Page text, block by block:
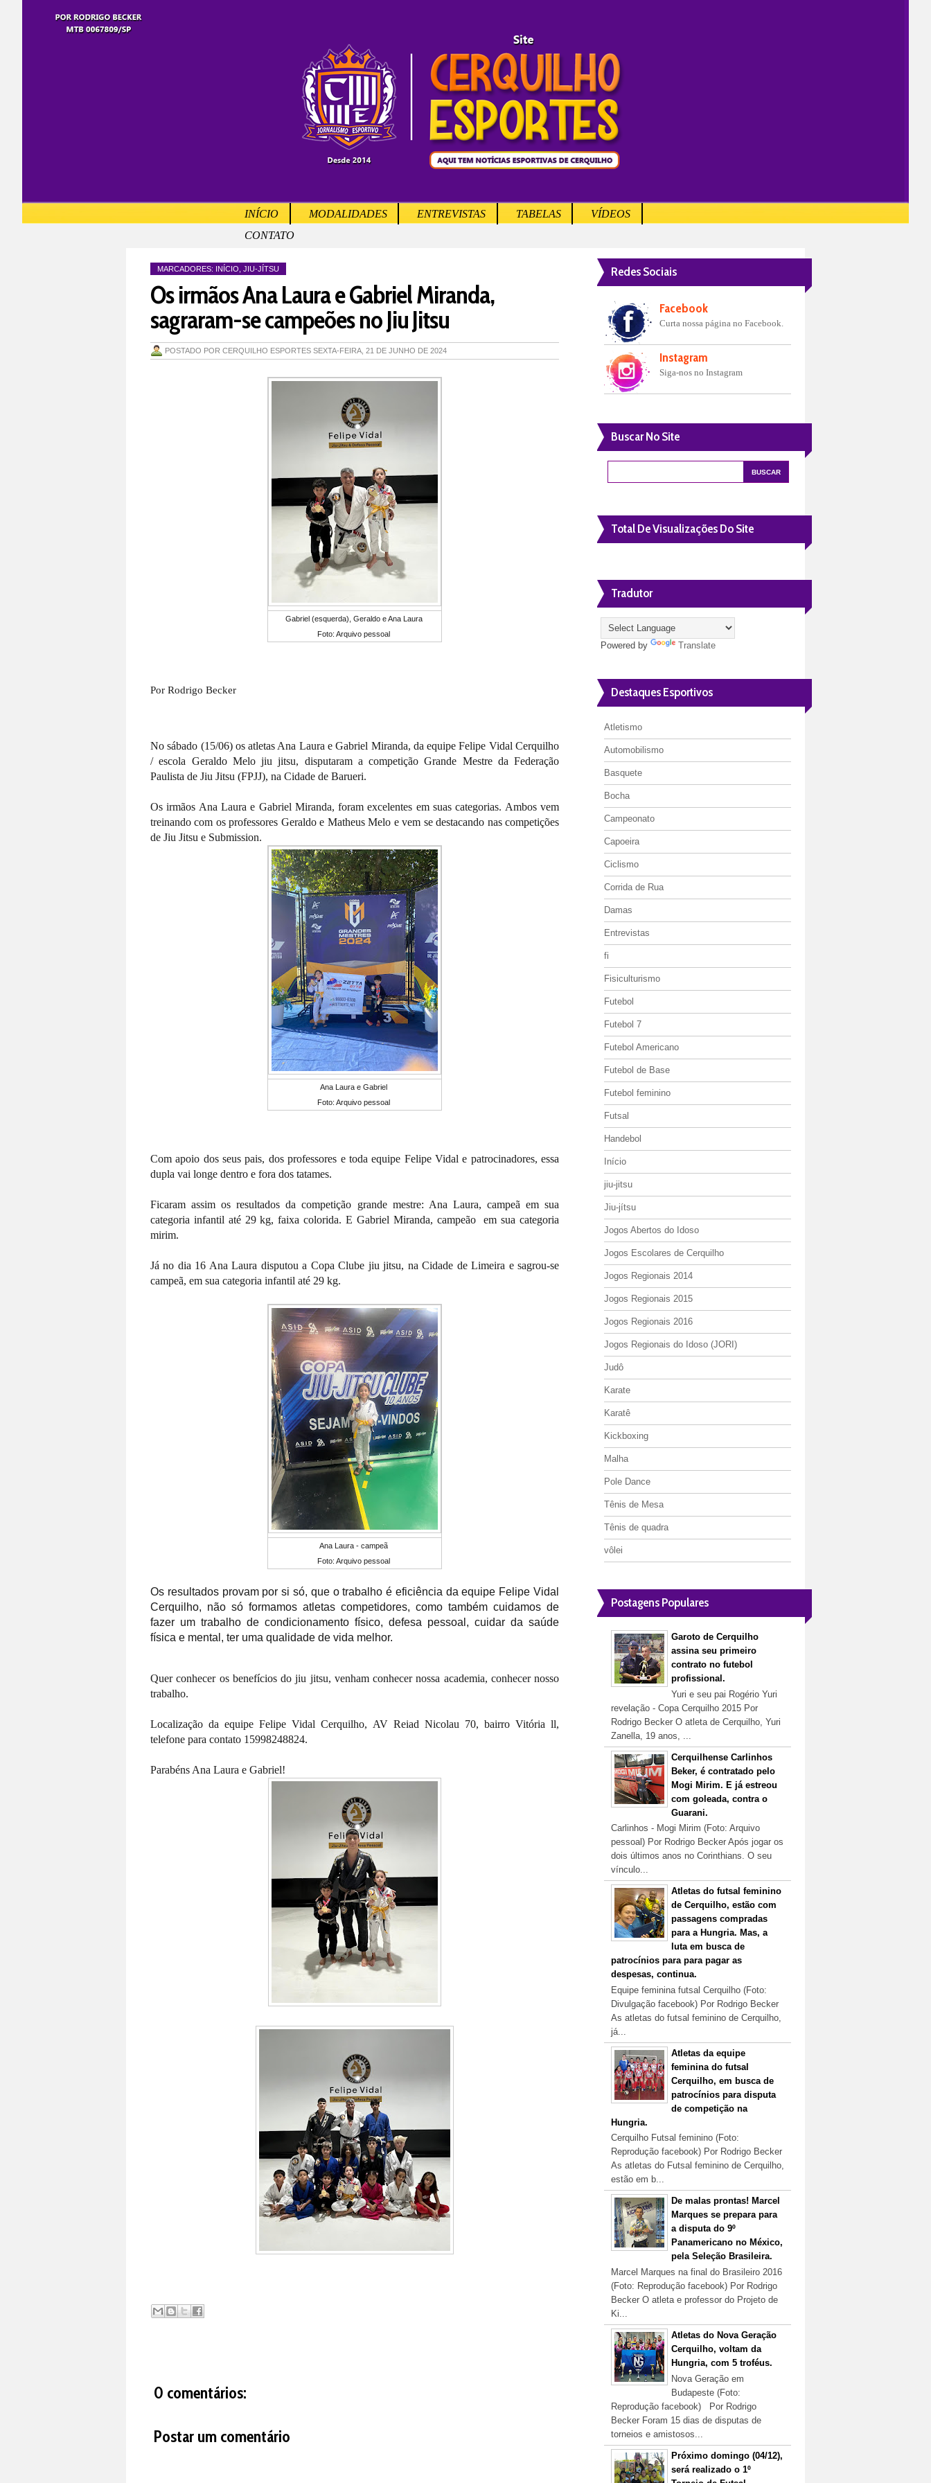
INÍCIO MODALIDADES ENTREVISTAS TABELAS
VÍDEOS
CONTATO
MARCADORES: INÍCIO JIU-JÍTSU
Os irmãos Ana Laura e Gabriel Miranda,
sagraram-se campeões no Jiu Jitsu
POSTADO POR CERQUILHO ESPORTES SEXTA-FEIRA, 21 DE JUNHO DE 2024
Gabriel (esquerda), Geraldo e Ana Laura
Foto: Arquivo pessoal
Por Rodrigo Becker
No sábado (15/06) os atletas Ana Laura e Gabriel Miranda, da equipe Felipe Vidal Cerquilho
/ escola Geraldo Melo jiu jitsu, disputaram a competição Grande Mestre da Federação
Paulista de Jiu Jitsu (FPJJ), na Cidade de Barueri.
Os irmãos Ana Laura e Gabriel Miranda, foram excelentes em suas categorias. Ambos vem
treinando com os professores Geraldo e Matheus Melo e vem se destacando nas competições
de Jiu Jitsu e Submission.
Ana Laura e Gabriel
Foto: Arquivo pessoal
Com apoio dos seus pais, dos professores e toda equipe Felipe Vidal e patrocinadores, essa
dupla vai longe dentro e fora dos tatames.
Ficaram assim os resultados da competição grande mestre: Ana Laura, campeã em sua
categoria infantil até 29 kg, faixa colorida. E Gabriel Miranda, campeão em sua categoria
mirim.
Já no dia 16 Ana Laura disputou a Copa Clube jiu jitsu, na Cidade de Limeira e sagrou-se
campeã, em sua categoria infantil até 29 kg.
Ana Laura - campeã
Foto: Arquivo pessoal
Os resultados provam por si só, que o trabalho é eficiência da equipe Felipe Vidal
Cerquilho, não só formamos atletas competidores, como também cuidamos de
fazer um trabalho de condicionamento físico, defesa pessoal, cuidar da saúde
física e mental, ter uma qualidade de vida melhor.
Quer conhecer os benefícios do jiu jitsu, venham conhecer nossa academia, conhecer nosso
trabalho.
Localização da equipe Felipe Vidal Cerquilho, AV Reiad Nicolau 70, bairro Vitória ll,
telefone para contato 15998248824.
Parabéns Ana Laura e Gabriel!
0 comentários:
Postar um comentário
Redes Sociais
Facebook
Curta nossa página no Facebook.
Instagram
Siga-nos no Instagram
Buscar No Site
Total De Visualizações Do Site
Tradutor
Powered by Translate
Destaques Esportivos
Atletismo
Automobilismo
Basquete
Bocha
Campeonato
Capoeira
Ciclismo
Corrida de Rua
Damas
Entrevistas
fi
Fisiculturismo
Futebol
Futebol 7
Futebol Americano
Futebol de Base
Futebol feminino
Futsal
Handebol
Início
jiu-jitsu
Jiu-jítsu
Jogos Abertos do Idoso
Jogos Escolares de Cerquilho
Jogos Regionais 2014
Jogos Regionais 2015
Jogos Regionais 2016
Jogos Regionais do Idoso (JORI)
Judô
Karate
Karatê
Kickboxing
Malha
Pole Dance
Tênis de Mesa
Tênis de quadra
vôlei
Postagens Populares
Garoto de Cerquilho
assina seu primeiro
contrato no futebol
profissional.
Yuri e seu pai Rogério Yuri
revelação - Copa Cerquilho 2015 Por
Rodrigo Becker O atleta de Cerquilho, Yuri
Zanella, 19 anos, ...
Cerquilhense Carlinhos
Beker, é contratado pelo
Mogi Mirim. E já estreou
com goleada, contra o
Guarani.
Carlinhos - Mogi Mirim (Foto: Arquivo
pessoal) Por Rodrigo Becker Após jogar os
dois últimos anos no Corinthians. O seu
vínculo...
Atletas do futsal feminino
de Cerquilho, estão com
passagens compradas
para a Hungria. Mas, a
luta em busca de
patrocínios para para pagar as
despesas, continua.
Equipe feminina futsal Cerquilho (Foto:
Divulgação facebook) Por Rodrigo Becker
As atletas do futsal feminino de Cerquilho,
já...
Atletas da equipe
feminina do futsal
Cerquilho, em busca de
patrocínios para disputa
de competição na
Hungria.
Cerquilho Futsal feminino (Foto:
Reprodução facebook) Por Rodrigo Becker
As atletas do Futsal feminino de Cerquilho,
estão em b...
De malas prontas! Marcel
Marques se prepara para
a disputa do 9º
Panamericano no México,
pela Seleção Brasileira.
Marcel Marques na final do Brasileiro 2016
(Foto: Reprodução facebook) Por Rodrigo
Becker O atleta e professor do Projeto de
Ki...
Atletas do Nova Geração
Cerquilho, voltam da
Hungria, com 5 troféus.
Nova Geração em
Budapeste (Foto:
Reprodução facebook) Por Rodrigo
Becker Foram 15 dias de disputas de
torneios e amistosos...
Próximo domingo (04/12),
será realizado o 1º